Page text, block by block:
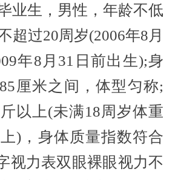
业生，男性，年龄不低
超过20周岁(2006年8月
年8月31日前出生);身
厘米之间，体型匀称;
以上(未满18周岁体重
)，身体质量指数符合
视力表双眼裸眼视力不